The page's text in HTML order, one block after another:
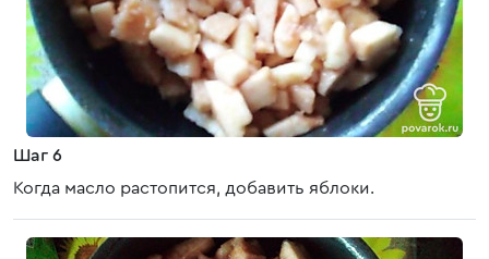
Шаг 6
Когда масло растопится, добавить яблоки.